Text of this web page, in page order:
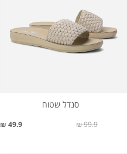
סנדל שטוח
49.9 ₪ 99.9 ₪